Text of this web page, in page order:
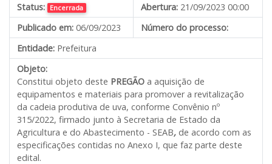
Status: Encerrada Abertura: 21/09/2023 00:00
Publicado em: 06/09/2023
Número do processo:
Entidade: Prefeitura
Objeto:
Constitui objeto deste PREGÃO a aquisição de
equipamentos e materiais para promover a revitalização
da cadeia produtiva de uva, conforme Convênio nº
315/2022, firmado junto à Secretaria de Estado da
Agricultura e do Abastecimento - SEAB, de acordo com as
especificações contidas no Anexo I, que faz parte deste
edital.